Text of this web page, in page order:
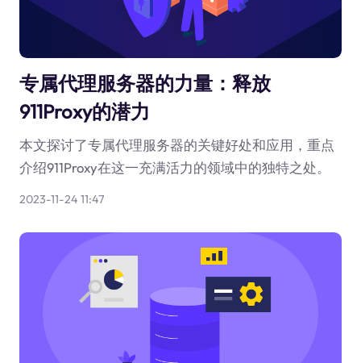
专属代理服务器的力量：释放
911Proxy的潜力
本文探讨了专属代理服务器的关键好处和应用，重点
介绍911Proxy在这一充满活力的领域中的独特之处。
2023-11-24 11:47